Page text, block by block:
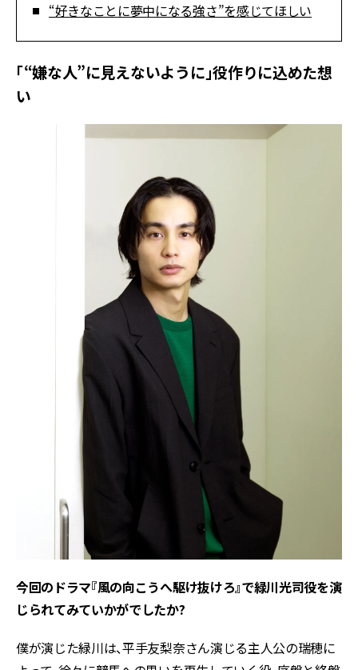
“好きなことに夢中になる強さ”を感じてほしい
「“嫌な人”に見えないように」役作りに込めた想
い
今回のドラマ『風の向こうへ駆け抜けろ』で緑川光司役を演
じられてみていかがでしたか?
僕が演じた緑川は、平手友梨奈さん演じる主人公の瑞穂に